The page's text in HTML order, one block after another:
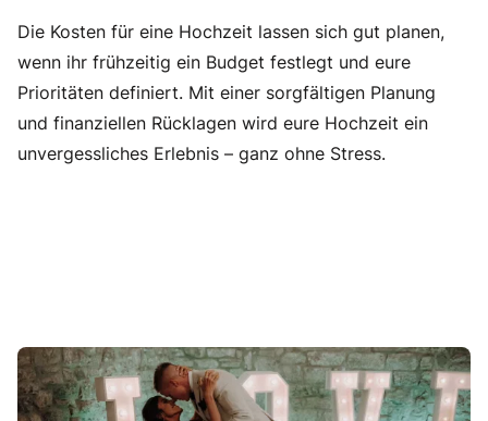
Die Kosten für eine Hochzeit lassen sich gut planen,
wenn ihr frühzeitig ein Budget festlegt und eure
Prioritäten definiert. Mit einer sorgfältigen Planung
und finanziellen Rücklagen wird eure Hochzeit ein
unvergessliches Erlebnis – ganz ohne Stress.